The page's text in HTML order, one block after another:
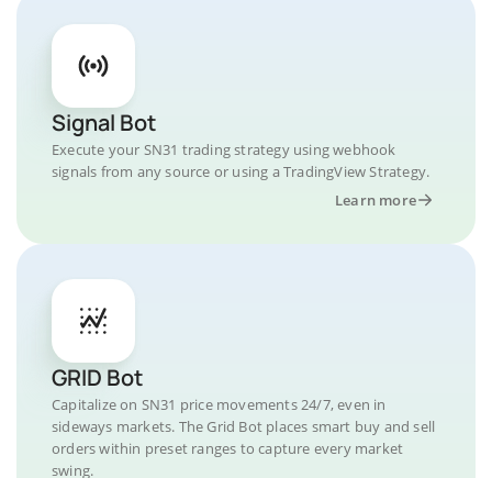
Signal Bot
Execute your SN31 trading strategy using webhook
signals from any source or using a TradingView Strategy.
Learn more
GRID Bot
Capitalize on SN31 price movements 24/7, even in
sideways markets. The Grid Bot places smart buy and sell
orders within preset ranges to capture every market
swing.